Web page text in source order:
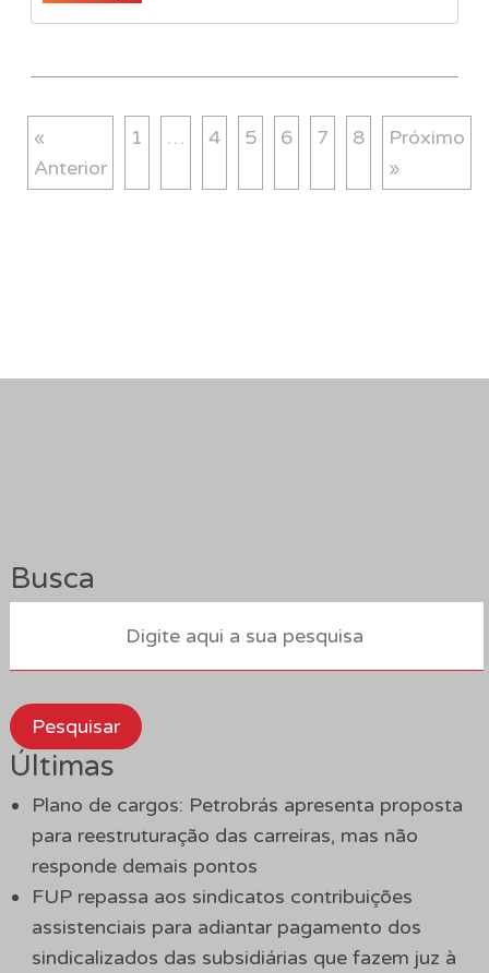
«
Anterior
1 … 4 5 6 7 8
Próximo
»
Busca
Pesquisar
Últimas
Plano de cargos: Petrobrás apresenta proposta
para reestruturação das carreiras, mas não
responde demais pontos
FUP repassa aos sindicatos contribuições
assistenciais para adiantar pagamento dos
sindicalizados das subsidiárias que fazem juz à